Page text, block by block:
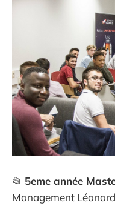
📂 5eme année
Management